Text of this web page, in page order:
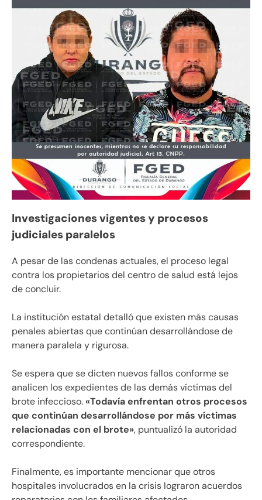
Investigaciones vigentes y procesos
judiciales paralelos
A pesar de las condenas actuales, el proceso legal
contra los propietarios del centro de salud está lejos
de concluir.
La institución estatal detalló que existen más causas
penales abiertas que continúan desarrollándose de
manera paralela y rigurosa.
Se espera que se dicten nuevos fallos conforme se
analicen los expedientes de las demás víctimas del
brote infeccioso.«Todavía enfrentan otros procesos
que continúan desarrollándose por más víctimas
relacionadas con el brote», puntualizó la autoridad
correspondiente.
Finalmente, es importante mencionar que otros
hospitales involucrados en la crisis lograron acuerdos